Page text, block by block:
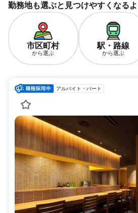
勤務地も選ぶと見つけやすくなるよ
市区町村
から選ぶ
駅・路線
から選ぶ
アルバイト・パート